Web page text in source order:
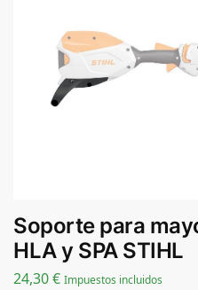
Soporte para
HLA y SPA STIHL
24,30€ Impuestos incluidos